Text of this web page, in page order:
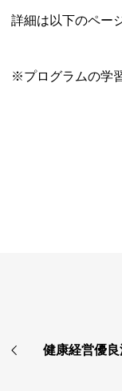
詳細は以下のペー
※プログラムの学
健康経営優